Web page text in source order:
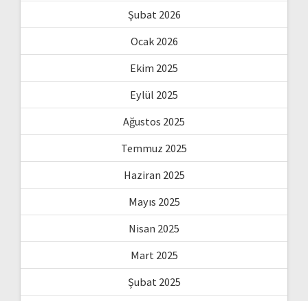
Şubat 2026
Ocak 2026
Ekim 2025
Eylül 2025
Ağustos 2025
Temmuz 2025
Haziran 2025
Mayıs 2025
Nisan 2025
Mart 2025
Şubat 2025